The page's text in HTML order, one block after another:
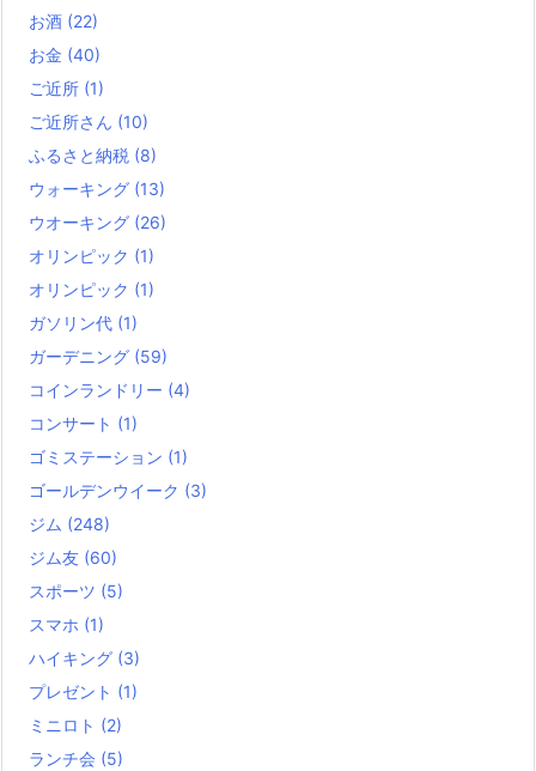
お酒 (22)
お金 (40)
ご近所 (1)
ご近所さん (10)
ふるさと納税 (8)
ウォーキング (13)
ウオーキング (26)
オリンピック (1)
オリンピック (1)
ガソリン代 (1)
ガーデニング (59)
コインランドリー (4)
コンサート (1)
ゴミステーション (1)
ゴールデンウイーク (3)
ジム (248)
ジム友 (60)
スポーツ (5)
スマホ (1)
ハイキング (3)
プレゼント (1)
ミニロト (2)
ランチ会 (5)